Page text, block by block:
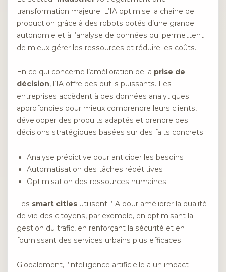
transformation majeure. L’IA optimise la chaîne de
production grâce à des robots dotés d’une grande
autonomie et à l’analyse de données qui permettent
de mieux gérer les ressources et réduire les coûts.
En ce qui concerne l’amélioration de la prise de
décision, l’IA offre des outils puissants. Les
entreprises accèdent à des données analytiques
approfondies pour mieux comprendre leurs clients,
développer des produits adaptés et prendre des
décisions stratégiques basées sur des faits concrets.
Analyse prédictive pour anticiper les besoins
Automatisation des tâches répétitives
Optimisation des ressources humaines
Les smart cities utilisent l’IA pour améliorer la qualité
de vie des citoyens, par exemple, en optimisant la
gestion du trafic, en renforçant la sécurité et en
fournissant des services urbains plus efficaces.
Globalement, l’intelligence artificielle a un impact